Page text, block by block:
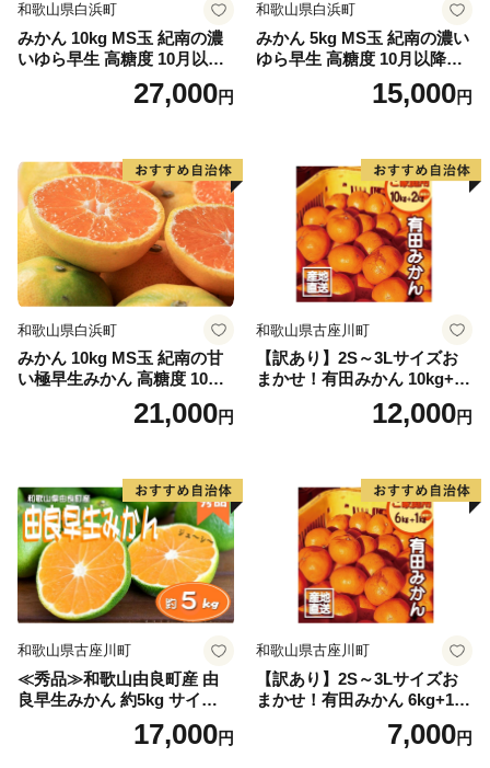
和歌山県白浜町
みかん 10kg MS玉 紀南の濃
いゆら早生 高糖度 10月以降
発送 マルチ被覆栽培27,000円
和歌山県白浜町
みかん 5kg MS玉 紀南の濃い
ゆら早生 高糖度 10月以降発
送 マルチ被覆栽培15,000円
和歌山県白浜町
みかん 10kg MS玉 紀南の甘
い極早生みかん 高糖度 10月
以降発送 マルチ被覆栽培
21,000円
和歌山県古座川町
【訳あり】2S～3Lサイズお
まかせ！有田みかん 10kg+2k
g保証分 11月から12月下旬ま
でに順次発送致します。 / 訳
ん 和歌山 ご家庭用
12,000円
和歌山県古座川町
≪秀品≫和歌山由良町産 由
良早生みかん 約5kg サイズお
まかせ【sml106C】17,000円
和歌山県古座川町
【訳あり】2S～3Lサイズお
まかせ！有田みかん 6kg+1kg
保証分 11月から12月下旬ま
でに順次発送致します。 / 訳
7,000円